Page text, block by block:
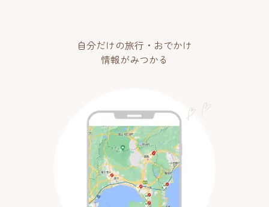
自分だけの旅行・おでかけ
情報がみつかる